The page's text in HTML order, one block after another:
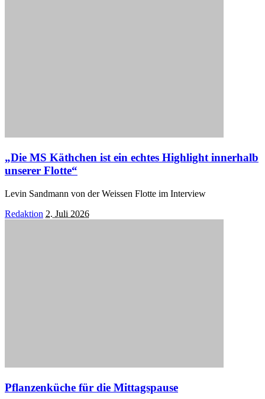
„Die MS Käthchen ist ein echtes Highlight innerhalb
unserer Flotte“
Levin Sandmann von der Weissen Flotte im Interview
Posted
Redaktion 2. Juli 2026
Pflanzenküche für die Mittagspause